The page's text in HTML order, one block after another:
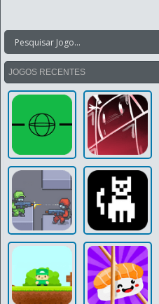
JOGOS RECENTES